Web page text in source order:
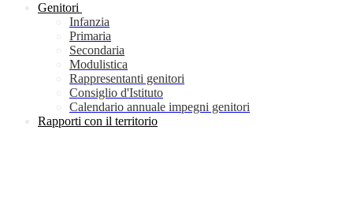
Genitori
Infanzia
Primaria
Secondaria
Modulistica
Rappresentanti genitori
Consiglio d'Istituto
Calendario annuale impegni genitori
Rapporti con il territorio